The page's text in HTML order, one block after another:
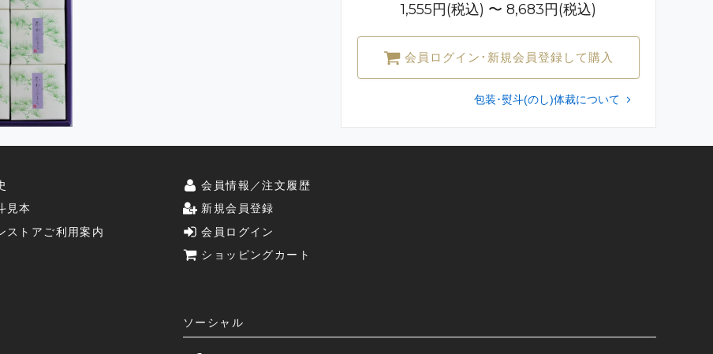
1,555円(税込) 〜 8,683円(税込)
会員ログイン･新規会員登録して購入
包装･熨斗(のし)体裁について
見本
ストアご利用案内
会員情報／注文履歴
新規会員登録
会員ログイン
ショッピングカート
ソーシャル